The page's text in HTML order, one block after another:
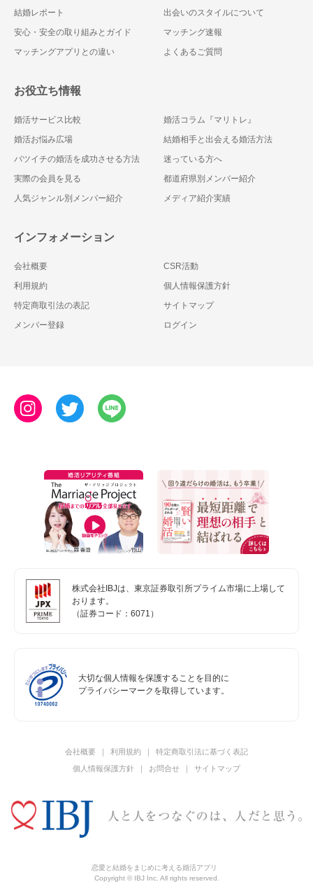
結婚レポート
出会いのスタイルについて
安心・安全の取り組みとガイド
マッチング速報
マッチングアプリとの違い
よくあるご質問
お役立ち情報
婚活サービス比較
婚活コラム『マリトレ』
婚活お悩み広場
結婚相手と出会える婚活方法
バツイチの婚活を成功させる方法
迷っている方へ
実際の会員を見る
都道府県別メンバー紹介
人気ジャンル別メンバー紹介
メディア紹介実績
インフォメーション
会社概要
CSR活動
利用規約
個人情報保護方針
特定商取引法の表記
サイトマップ
メンバー登録
ログイン
株式会社IBJは、東京証券取引所プライム市場に上場して
おります。
（証券コード：6071）
大切な個人情報を保護することを目的に
プライバシーマークを取得しています。
会社概要 利用規約
特定商取引法に基づく表記
個人情報保護方針
お問合せ サイトマップ
恋愛と結婚をまじめに考える婚活アプリ
Copyright © IBJ Inc. All rights reserved.